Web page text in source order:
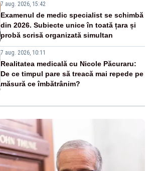
7 aug. 2026, 15:42
Examenul de medic specialist se schimbă
din 2026. Subiecte unice în toată țara și
probă scrisă organizată simultan
7 aug. 2026, 10:11
Realitatea medicală cu Nicole Păcuraru:
De ce timpul pare să treacă mai repede pe
măsură ce îmbătrânim?